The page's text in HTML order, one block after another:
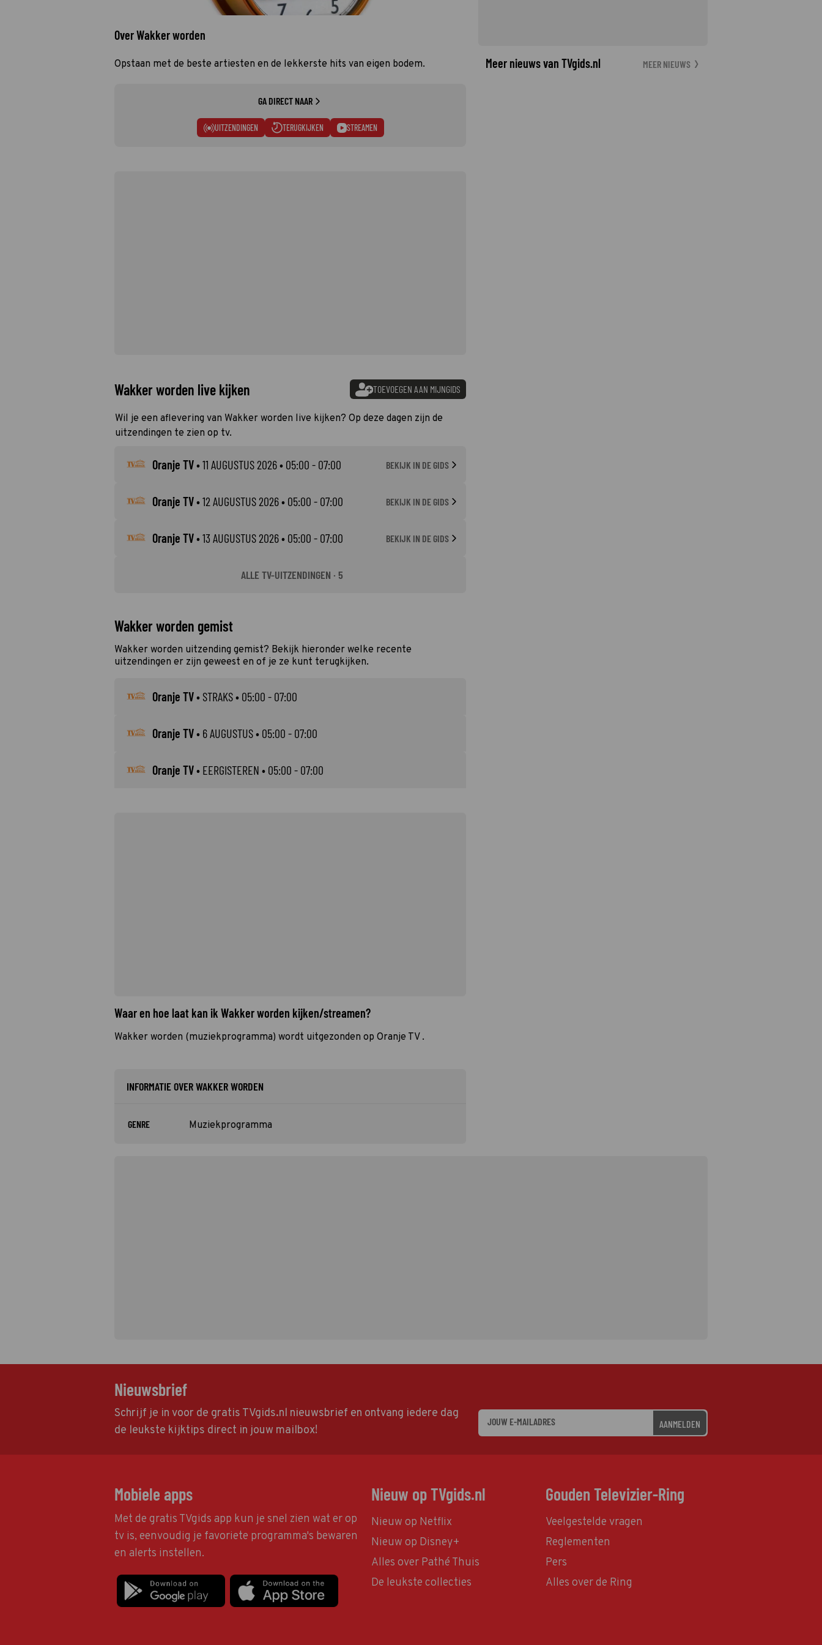
Over Wakker worden
Opstaan met de beste artiesten en de lekkerste hits van eigen bodem.
GA DIRECT NAAR
UITZENDINGEN TERUGKIJKEN STREAMEN
Wakker worden live kijken TOEVOEGEN AAN MIJNGIDS
Wil je een aflevering van Wakker worden live kijken? Op deze dagen zijn de
uitzendingen te zien op tv.
Oranje TV•11 AUGUSTUS 2026• 05:00 - 07:00 BEKIJK IN DE GIDS
Oranje TV•12 AUGUSTUS 2026• 05:00 - 07:00 BEKIJK IN DE GIDS
Oranje TV•13 AUGUSTUS 2026• 05:00 - 07:00 BEKIJK IN DE GIDS
ALLE TV-UITZENDINGEN · 5
Wakker worden gemist
Wakker worden uitzending gemist? Bekijk hieronder welke recente
uitzendingen er zijn geweest en of je ze kunt terugkijken.
Oranje TV• STRAKS• 05:00 - 07:00
Oranje TV• 6 AUGUSTUS• 05:00 - 07:00
Oranje TV• EERGISTEREN • 05:00 - 07:00
Waar en hoe laat kan ik Wakker worden kijken/streamen?
Wakker worden (muziekprogramma) wordt uitgezonden op Oranje TV .
INFORMATIE OVER WAKKER WORDEN
GENRE Muziekprogramma
Meer nieuws van TVgids.nl MEER NIEUWS
Nieuwsbrief
Schrijf je in voor de gratis TVgids.nl nieuwsbrief en ontvang iedere dag
de leukste kijktips direct in jouw mailbox!
AANMELDEN
Mobiele apps
Met de gratis TVgids app kun je snel zien wat er op
tv is, eenvoudig je favoriete programma's bewaren
en alerts instellen.
Nieuw op TVgids.nl
Nieuw op Netflix
Nieuw op Disney+
Alles over Pathé Thuis
De leukste collecties
Gouden Televizier-Ring
Veelgestelde vragen
Reglementen
Pers
Alles over de Ring